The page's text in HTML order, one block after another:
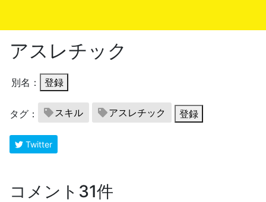
アスレチック
別名： 登録
タグ： スキル アスレチック 登録
Twitter
コメント31件